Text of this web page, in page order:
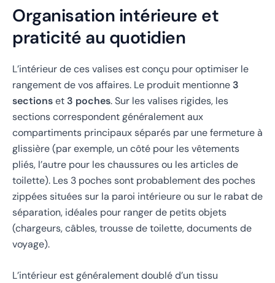
Organisation intérieure et
praticité au quotidien
L’intérieur de ces valises est conçu pour optimiser le
rangement de vos affaires. Le produit mentionne 3
sectionset 3 poches. Sur les valises rigides, les
sections correspondent généralement aux
compartiments principaux séparés par une fermeture à
glissière (par exemple, un côté pour les vêtements
pliés, l’autre pour les chaussures ou les articles de
toilette). Les 3 poches sont probablement des poches
zippées situées sur la paroi intérieure ou sur le rabat de
séparation, idéales pour ranger de petits objets
(chargeurs, câbles, trousse de toilette, documents de
voyage).
L’intérieur est généralement doublé d’un tissu